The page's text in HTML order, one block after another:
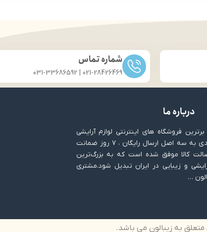
شماره تماس
021-28426469 | 031-33686592
درباره ما
فروشگاه های اینترنتی لوازم آرایشی
بهداشتی و زیبایی با پایبندی به سه اصل ارسال رایگان ، ۷ روز ضمانت
کالا موفق شده است که به بزرگ‌ترین
و زیبایی در ایران تبدیل شود.مشتری
…
به زیبالون می باشد.